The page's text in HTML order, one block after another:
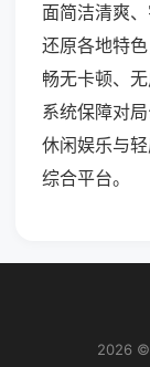
面简洁清爽
还原各地特
畅无卡顿、
系统保障对
休闲娱乐与
综合平台。
2026 ©